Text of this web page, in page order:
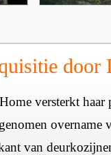
door
versterkt haar
overname
van